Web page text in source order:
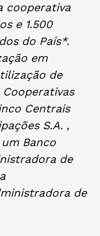
cooperativa
e 1.500
do País*.
em
de
Centrais
S.A. ,
Banco
de
de